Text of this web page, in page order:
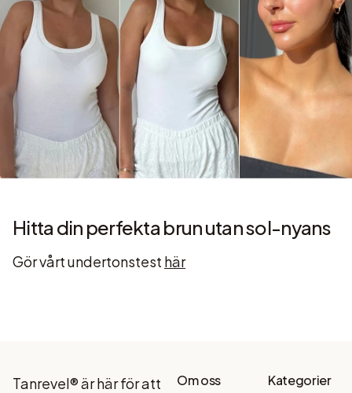
Hitta din perfekta brun utan sol-nyans
Gör vårt undertonstest här
Tanrevel® är här för att
Om oss Kategorier